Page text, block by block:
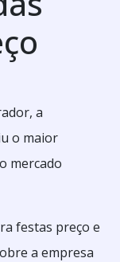
a
o maior
mercado
festas preço e
a empresa